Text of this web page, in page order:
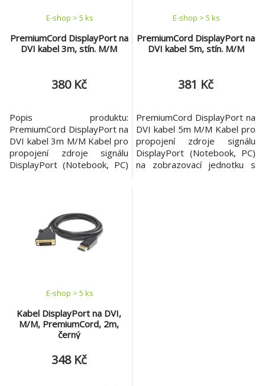
PremiumCord DisplayPort na
DVI kabel 3m, stín. M/M
E-shop > 5 ks
380 Kč
Popis produktu:
PremiumCord DisplayPort na
DVI kabel 3m M/M Kabel pro
propojení zdroje signálu
DisplayPort (Notebook, PC)
signálu! * 3m délka *
kompatibilní s Displayport
1.1, až 1.62Gbps a 2.7Gbps
přenosová rychlost dat *
PremiumCord DisplayPort na
DVI kabel 5m, stín. M/M
E-shop > 5 ks
381 Kč
PremiumCord DisplayPort na
DVI kabel 5m M/M Kabel pro
propojení zdroje signálu
DisplayPort (Notebook, PC)
na zobrazovací jednotku s
Kabel DisplayPort na DVI,
M/M, PremiumCord, 2m,
černý
E-shop > 5 ks
348 Kč